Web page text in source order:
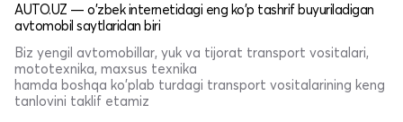
AUTO.UZ — o'zbek internetidagi eng ko'p tashrif buyuriladigan
avtomobil saytlaridan biri
Biz yengil avtomobillar, yuk va tijorat transport vositalari,
mototexnika, maxsus texnika
hamda boshqa ko'plab turdagi transport vositalarining keng
tanlovini taklif etamiz